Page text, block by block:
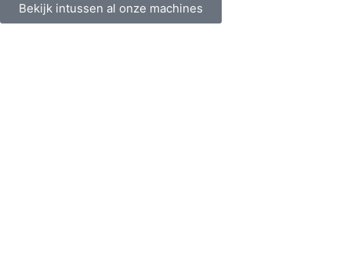
Bekijk intussen al onze machines